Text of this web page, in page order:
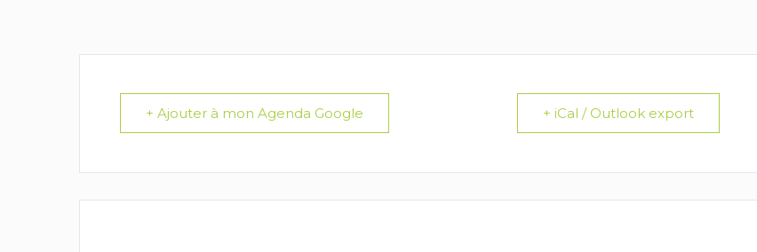
+ Ajouter à mon Agenda Google + iCal / Outlook export